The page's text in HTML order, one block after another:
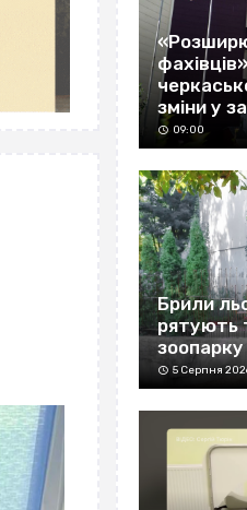
зміни у
09:00
Брили
рятують
5 Серпня